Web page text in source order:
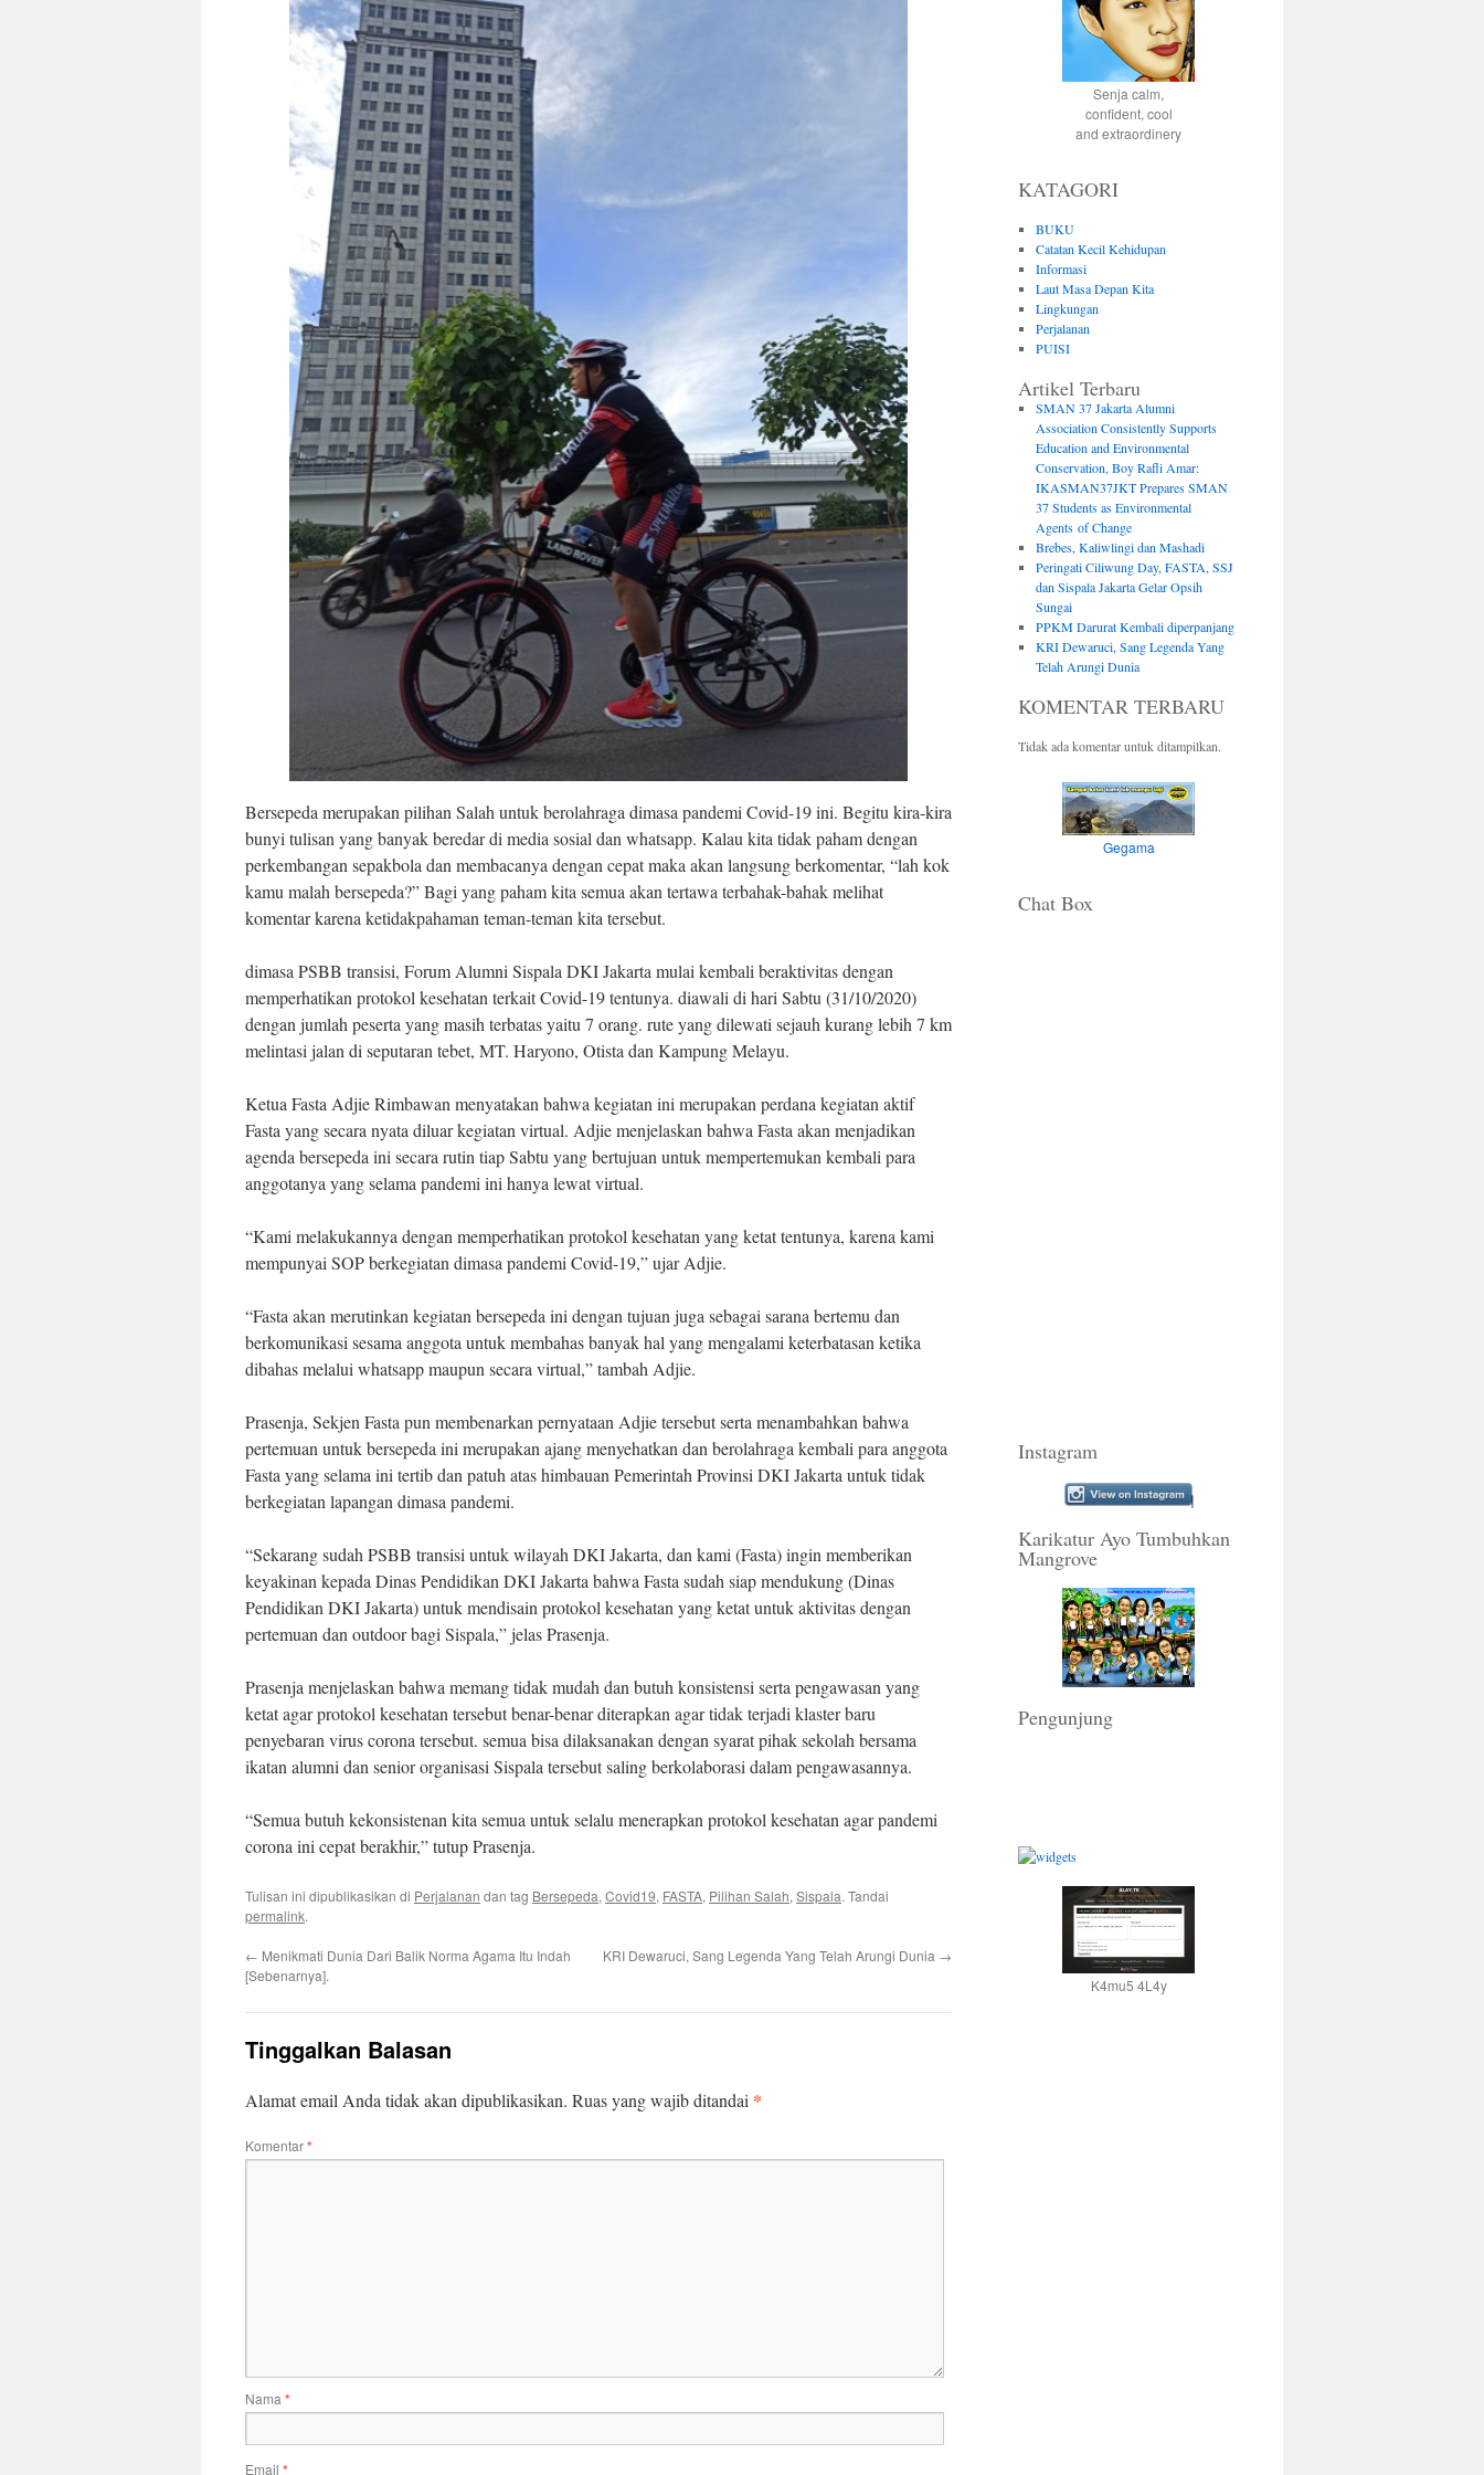
Bersepeda merupakan pilihan Salah untuk berolahraga dimasa pandemi Covid-19 ini. Begitu kira-kira
bunyi tulisan yang banyak beredar di media sosial dan whatsapp. Kalau kita tidak paham dengan
perkembangan sepakbola dan membacanya dengan cepat maka akan langsung berkomentar, “lah kok
kamu malah bersepeda?” Bagi yang paham kita semua akan tertawa terbahak-bahak melihat
komentar karena ketidakpahaman teman-teman kita tersebut.
dimasa PSBB transisi, Forum Alumni Sispala DKI Jakarta mulai kembali beraktivitas dengan
memperhatikan protokol kesehatan terkait Covid-19 tentunya. diawali di hari Sabtu (31/10/2020)
dengan jumlah peserta yang masih terbatas yaitu 7 orang. rute yang dilewati sejauh kurang lebih 7 km
melintasi jalan di seputaran tebet, MT. Haryono, Otista dan Kampung Melayu.
Ketua Fasta Adjie Rimbawan menyatakan bahwa kegiatan ini merupakan perdana kegiatan aktif
Fasta yang secara nyata diluar kegiatan virtual. Adjie menjelaskan bahwa Fasta akan menjadikan
agenda bersepeda ini secara rutin tiap Sabtu yang bertujuan untuk mempertemukan kembali para
anggotanya yang selama pandemi ini hanya lewat virtual.
“Kami melakukannya dengan memperhatikan protokol kesehatan yang ketat tentunya, karena kami
mempunyai SOP berkegiatan dimasa pandemi Covid-19,” ujar Adjie.
“Fasta akan merutinkan kegiatan bersepeda ini dengan tujuan juga sebagai sarana bertemu dan
berkomunikasi sesama anggota untuk membahas banyak hal yang mengalami keterbatasan ketika
dibahas melalui whatsapp maupun secara virtual,” tambah Adjie.
Prasenja, Sekjen Fasta pun membenarkan pernyataan Adjie tersebut serta menambahkan bahwa
pertemuan untuk bersepeda ini merupakan ajang menyehatkan dan berolahraga kembali para anggota
Fasta yang selama ini tertib dan patuh atas himbauan Pemerintah Provinsi DKI Jakarta untuk tidak
berkegiatan lapangan dimasa pandemi.
“Sekarang sudah PSBB transisi untuk wilayah DKI Jakarta, dan kami (Fasta) ingin memberikan
keyakinan kepada Dinas Pendidikan DKI Jakarta bahwa Fasta sudah siap mendukung (Dinas
Pendidikan DKI Jakarta) untuk mendisain protokol kesehatan yang ketat untuk aktivitas dengan
pertemuan dan outdoor bagi Sispala,” jelas Prasenja.
Prasenja menjelaskan bahwa memang tidak mudah dan butuh konsistensi serta pengawasan yang
ketat agar protokol kesehatan tersebut benar-benar diterapkan agar tidak terjadi klaster baru
penyebaran virus corona tersebut. semua bisa dilaksanakan dengan syarat pihak sekolah bersama
ikatan alumni dan senior organisasi Sispala tersebut saling berkolaborasi dalam pengawasannya.
“Semua butuh kekonsistenan kita semua untuk selalu menerapkan protokol kesehatan agar pandemi
corona ini cepat berakhir,” tutup Prasenja.
Tulisan ini dipublikasikan di Perjalanan dan tag Bersepeda, Covid19, FASTA, Pilihan Salah, Sispala. Tandai
permalink.
← Menikmati Dunia Dari Balik Norma Agama Itu Indah
[Sebenarnya].
KRI Dewaruci, Sang Legenda Yang Telah Arungi Dunia →
Tinggalkan Balasan
Alamat email Anda tidak akan dipublikasikan. Ruas yang wajib ditandai *
Komentar*
Nama *
Email *
Senja calm,
confident, cool
and extraordinery
KATAGORI
BUKU
Catatan Kecil Kehidupan
Informasi
Laut Masa Depan Kita
Lingkungan
Perjalanan
PUISI
Artikel Terbaru
SMAN 37 Jakarta Alumni
Association Consistently Supports
Education and Environmental
Conservation, Boy Rafli Amar:
IKASMAN37JKT Prepares SMAN
37 Students as Environmental
Agents of Change
Brebes, Kaliwlingi dan Mashadi
Peringati Ciliwung Day, FASTA, SSJ
dan Sispala Jakarta Gelar Opsih
Sungai
PPKM Darurat Kembali diperpanjang
KRI Dewaruci, Sang Legenda Yang
Telah Arungi Dunia
KOMENTAR TERBARU
Tidak ada komentar untuk ditampilkan.
Gegama
Chat Box
Instagram
Karikatur Ayo Tumbuhkan
Mangrove
Pengunjung
K4mu5 4L4y